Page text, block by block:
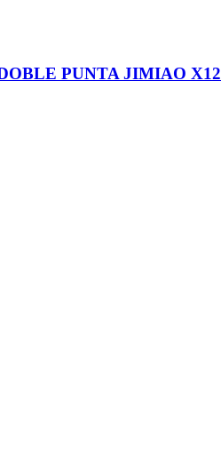
PUNTA JIMIAO X12